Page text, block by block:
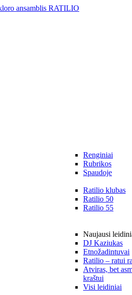
Renginiai
Rubrikos
Spaudoje
Ratilio klubas
Ratilio 50
Ratilio 55
Naujausi
DJ Kaziukas
Etnožadintuvai
Ratilio – ratui
Atviras, bet
kraštui
Visi leidiniai